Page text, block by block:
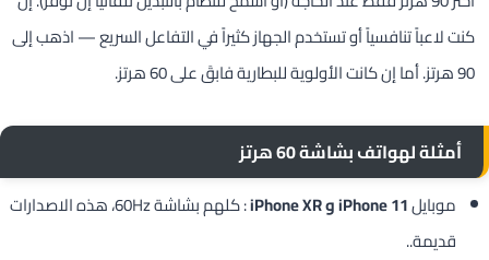
كنت لاعباً تنافسياً أو تستخدم الجهاز كثيراً في التفاعل السريع — اذهب إلى
90 هرتز. أما إن كانت الأولوية للبطارية فابقَ على 60 هرتز.
أمثلة لهواتف بشاشة60 هرتز
موبايلiPhone 11 و iPhone XR
: كلهم بشاشة 60Hz، هذه الاصدارات
قديمة..